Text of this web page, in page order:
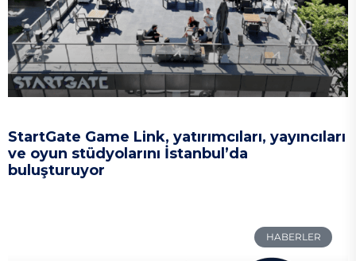
StartGate Game Link, yatırımcıları, yayıncıları
ve oyun stüdyolarını İstanbul’da
buluşturuyor
HABERLER